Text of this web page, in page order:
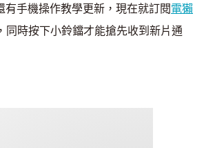
有手機操作教學更新，現在就訂閱電獺
，同時按下小鈴鐺才能搶先收到新片通